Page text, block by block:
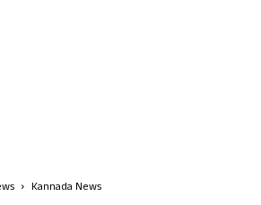
Kannada News